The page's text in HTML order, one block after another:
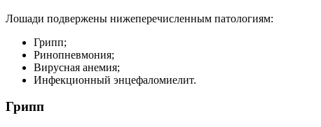
Лошади подвержены нижеперечисленным патологиям:
Грипп;
Ринопневмония;
Вирусная анемия;
Инфекционный энцефаломиелит.
Грипп